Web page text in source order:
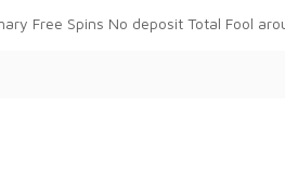
Free Spins No deposit Total Fool